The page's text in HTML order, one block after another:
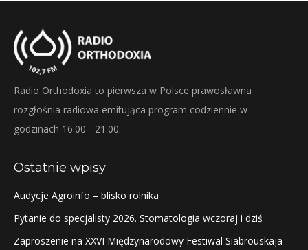
Radio Orthodoxia to pierwsza w Polsce prawosławna
rozgłośnia radiowa emitująca program codziennie w
godzinach 16:00 - 21:00.
Ostatnie wpisy
Audycje Agroinfo – blisko rolnika
Pytanie do specjalisty 2026. Stomatologia wczoraj i dziś
Zaproszenie na XXVI Międzynarodowy Festiwal Siabrouskaja